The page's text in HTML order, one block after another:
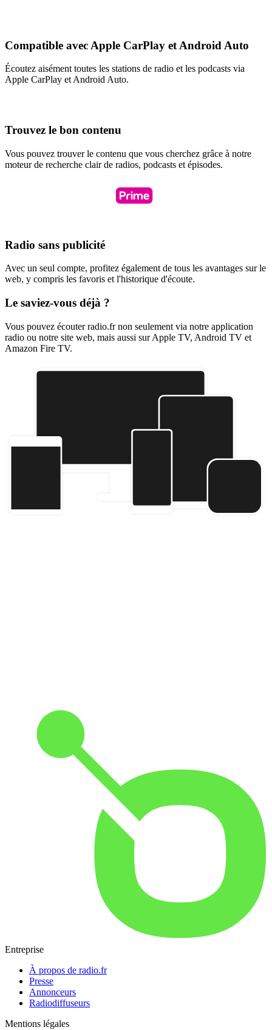
Compatible avec Apple CarPlay et Android Auto
Écoutez aisément toutes les stations de radio et les podcasts via
Apple CarPlay et Android Auto.
Trouvez le bon contenu
Vous pouvez trouver le contenu que vous cherchez grâce à notre
moteur de recherche clair de radios, podcasts et épisodes.
Radio sans publicité
Avec un seul compte, profitez également de tous les avantages sur le
web, y compris les favoris et l'historique d'écoute.
Le saviez-vous déjà ?
Vous pouvez écouter radio.fr non seulement via notre application
radio ou notre site web, mais aussi sur Apple TV, Android TV et
Amazon Fire TV.
Entreprise
À propos de radio.fr
Presse
Annonceurs
Radiodiffuseurs
Mentions légales